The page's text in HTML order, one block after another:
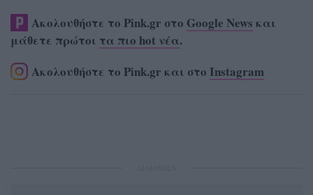
Ακολουθήστε το Pink.gr στο Google News και
μάθετε πρώτοι τα πιο hot νέα.
Ακολουθήστε το Pink.gr και στο Instagram